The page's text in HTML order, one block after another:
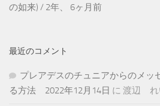
の如来) / 2年、 6ヶ月前
最近のコメント
プレアデスのチュニアからのメ
る方法 2022年12月14日 に 渡辺 れ